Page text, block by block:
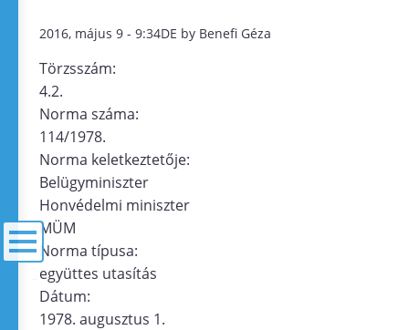
2016, május 9 - 9:34DE by Benefi Géza
Törzsszám:
4.2.
Norma száma:
114/1978.
Norma keletkeztetője:
Belügyminiszter
Honvédelmi miniszter
MÜM
Norma típusa:
együttes utasítás
Dátum:
1978. augusztus 1.